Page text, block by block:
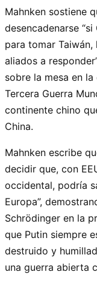
Mahnken sostiene
desencadenarse
para tomar
aliados a
sobre la mesa en
Tercera Guerra
continente chino
China.
Mahnken escribe
decidir que, con
occidental, podría
Europa”,
Schrödinger en la
que Putin siempre
destruido y
una guerra abierta